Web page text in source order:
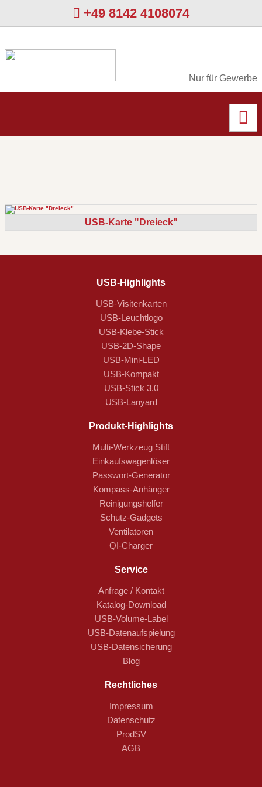
+49 8142 4108074
Nur für Gewerbe
USB-Karte "Dreieck"
USB-Highlights
USB-Visitenkarten
USB-Leuchtlogo
USB-Klebe-Stick
USB-2D-Shape
USB-Mini-LED
USB-Kompakt
USB-Stick 3.0
USB-Lanyard
Produkt-Highlights
Multi-Werkzeug Stift
Einkaufswagenlöser
Passwort-Generator
Kompass-Anhänger
Reinigungshelfer
Schutz-Gadgets
Ventilatoren
QI-Charger
Service
Anfrage / Kontakt
Katalog-Download
USB-Volume-Label
USB-Datenaufspielung
USB-Datensicherung
Blog
Rechtliches
Impressum
Datenschutz
ProdSV
AGB